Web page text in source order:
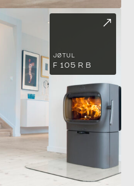
JØTUL
F 105 R B